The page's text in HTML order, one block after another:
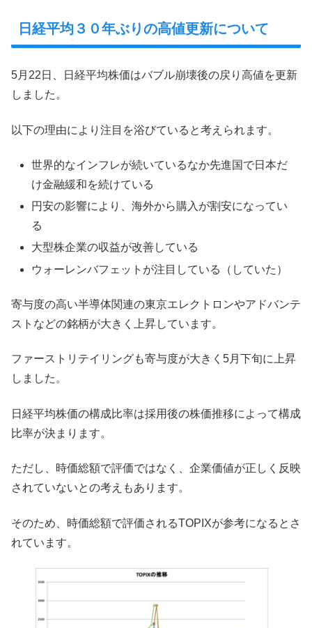
日経平均３０年ぶりの高値更新について
5月22日、日経平均株価はバブル崩壊後の戻り高値を更新
しました。
以下の理由により注目を浴びていると考えられます。
世界的なインフレが続いているなか先進国で日本だ
け金融緩和を続けている
円安の影響により、海外から購入が割安になってい
る
大型株企業の収益が改善している
ウォーレンバフェットが注目している（していた）
寄与度の高い半導体関連の東京エレクトロンやアドバンテ
ストなどの銘柄が大きく上昇しています。
ファーストリテイリングも寄与度が大きく5月下旬に上昇
しました。
日経平均株価の構成比率は採用後の株価推移によって構成
比率が決まります。
ただし、時価総額で評価ではなく、企業価値が正しく反映
されていないとの考えもあります。
そのため、時価総額で評価されるTOPIXが参考になるとさ
れています。